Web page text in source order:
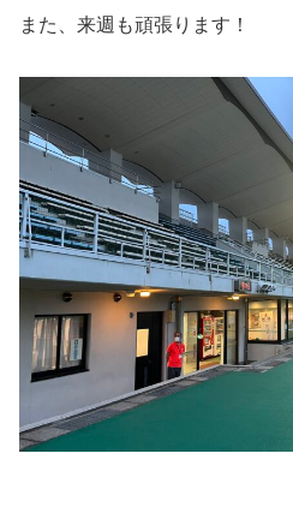
また、来週も頑張ります！